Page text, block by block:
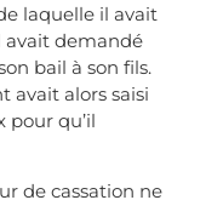
laquelle il avait
avait demandé
bail à son fils.
avait alors saisi
pour qu’il
de cassation ne